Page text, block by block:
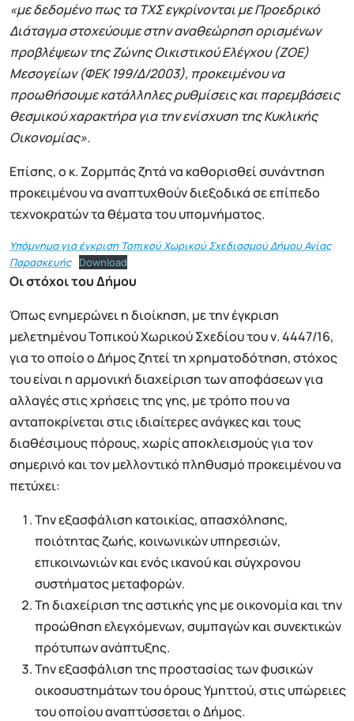
«με δεδομένο πως τα ΤΧΣ εγκρίνονται με Προεδρικό
Διάταγμα στοχεύουμε στην αναθεώρηση ορισμένων
προβλέψεων της Ζώνης Οικιστικού Ελέγχου (ΖΟΕ)
Μεσογείων (ΦΕΚ 199/Δ/2003), προκειμένου να
προωθήσουμε κατάλληλες ρυθμίσεις και παρεμβάσεις
θεσμικού χαρακτήρα για την ενίσχυση της Κυκλικής
Οικονομίας».
Επίσης, ο κ. Ζορμπάς ζητά να καθορισθεί συνάντηση
προκειμένου να αναπτυχθούν διεξοδικά σε επίπεδο
τεχνοκρατών τα θέματα του υπομνήματος.
Υπόμνημα για έγκριση Τοπικού Χωρικού Σχεδιασμού Δήμου Αγίας
Παρασκευής
Download
Οι στόχοι του Δήμου
Όπως ενημερώνει η διοίκηση, με την έγκριση
μελετημένου Τοπικού Χωρικού Σχεδίου του ν. 4447/16,
για το οποίο ο Δήμος ζητεί τη χρηματοδότηση, στόχος
του είναι η αρμονική διαχείριση των αποφάσεων για
αλλαγές στις χρήσεις της γης, με τρόπο που να
ανταποκρίνεται στις ιδιαίτερες ανάγκες και τους
διαθέσιμους πόρους, χωρίς αποκλεισμούς για τον
σημερινό και τον μελλοντικό πληθυσμό προκειμένου να
πετύχει:
Την εξασφάλιση κατοικίας, απασχόλησης,
ποιότητας ζωής, κοινωνικών υπηρεσιών,
επικοινωνιών και ενός ικανού και σύγχρονου
συστήματος μεταφορών.
Τη διαχείριση της αστικής γης με οικονομία και την
προώθηση ελεγχόμενων, συμπαγών και συνεκτικών
πρότυπων ανάπτυξης.
Την εξασφάλιση της προστασίας των φυσικών
οικοσυστημάτων του όρους Υμηττού, στις υπώρειες
του οποίου αναπτύσσεται ο Δήμος.